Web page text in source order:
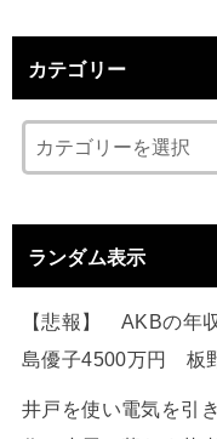
カテゴリー
ランダム表示
【悲報】 AKBの
島優子4500万円 板
井戸を使い電気を引